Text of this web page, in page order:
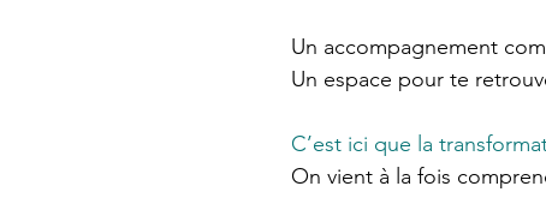
Un accompagnement
Un espace pour te
C’est ici que la
On vient à la fois